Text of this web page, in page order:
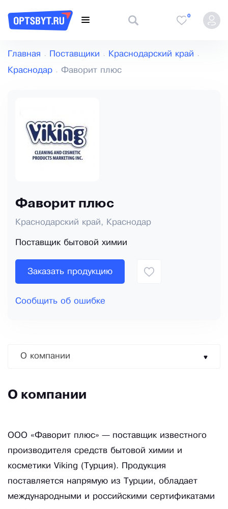
0
Главная Поставщики Краснодарский край
Краснодар Фаворит плюс
Фаворит плюс
Краснодарский край, Краснодар
Поставщик бытовой химии
Заказать продукцию
Сообщить об ошибке
О компании
О компании
ООО «Фаворит плюс» — поставщик известного
производителя средств бытовой химии и
косметики Viking (Турция). Продукция
поставляется напрямую из Турции, обладает
международными и российскими сертификатами